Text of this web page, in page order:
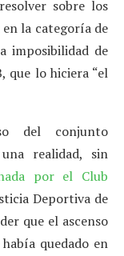
sobre los
en la categoría de
imposibilidad de
que lo hiciera “el
del conjunto
realidad, sin
por el Club
Deportiva de
que el ascenso
quedado en